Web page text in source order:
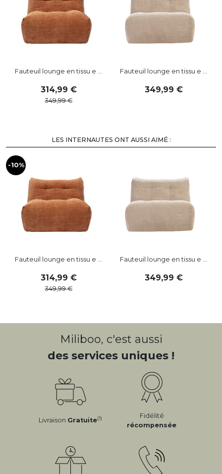
Fauteuil lounge en tissu e ...
314,99
349,99
Fauteuil lounge en tissu e ...
349,99
LES INTERNAUTES ONT AUSSI AIMÉ :
-10%
Fauteuil lounge en tissu e ...
314,99
349,99
Fauteuil lounge en tissu e ...
349,99
Miliboo, c'est aussi
des services uniques !
Livraison Gratuite(1)
Fidélité
récompensée